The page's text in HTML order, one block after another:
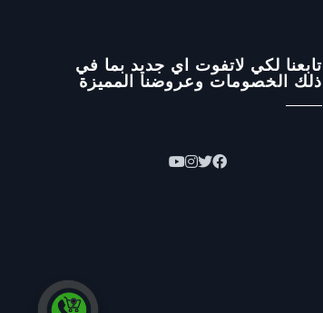
تابعنا لكي لاتفوت اي جديد بما في
ذلك الخصومات وعروضنا المميزة